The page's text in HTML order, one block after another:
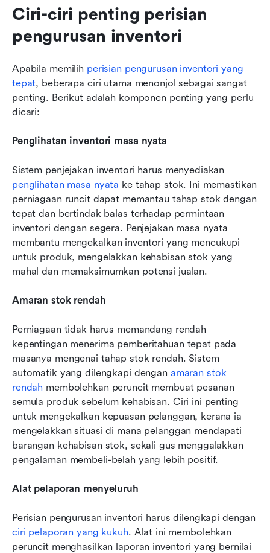
Ciri-ciri penting perisian
pengurusan inventori
Apabila memilih perisian pengurusan inventori yang
tepat, beberapa ciri utama menonjol sebagai sangat
penting. Berikut adalah komponen penting yang perlu
dicari:
Penglihatan inventori masa nyata
penglihatan masa nyata ke tahap stok. Ini memastikan
perniagaan runcit dapat memantau tahap stok dengan
tepat dan bertindak balas terhadap permintaan
inventori dengan segera. Penjejakan masa nyata
membantu mengekalkan inventori yang mencukupi
untuk produk, mengelakkan kehabisan stok yang
mahal dan memaksimumkan potensi jualan.
Amaran stok rendah
Perniagaan tidak harus memandang rendah
kepentingan menerima pemberitahuan tepat pada
masanya mengenai tahap stok rendah. Sistem
automatik yang dilengkapi dengan amaran stok
rendah membolehkan peruncit membuat pesanan
semula produk sebelum kehabisan. Ciri ini penting
untuk mengekalkan kepuasan pelanggan, kerana ia
mengelakkan situasi di mana pelanggan mendapati
barangan kehabisan stok, sekali gus menggalakkan
pengalaman membeli-belah yang lebih positif.
Alat pelaporan menyeluruh
ciri pelaporan yang kukuh. Alat ini membolehkan
peruncit menghasilkan laporan inventori yang bernilai